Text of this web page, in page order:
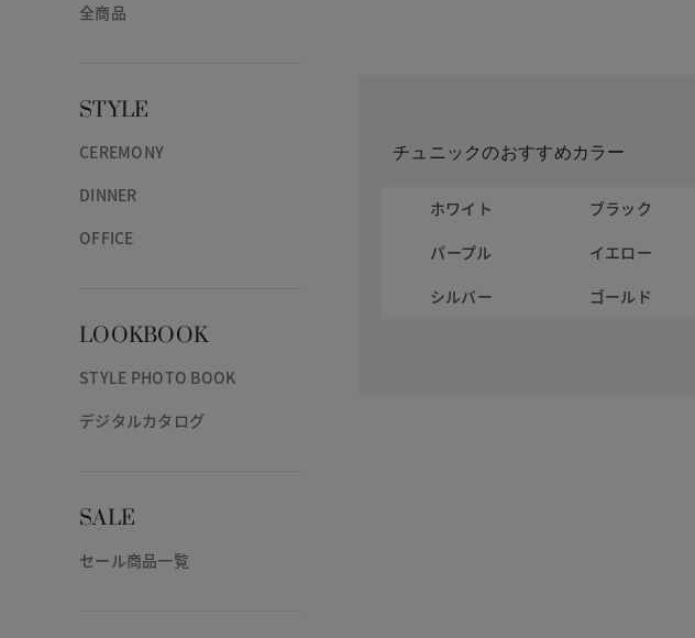
全商品
STYLE
CEREMONY
DINNER
OFFICE
LOOKBOOK
STYLE PHOTO BOOK
デジタルカタログ
SALE
セール商品一覧
チュニックのおすすめカラー
ホワイト ブラック
パープル
イエロー
シルバー
ゴールド